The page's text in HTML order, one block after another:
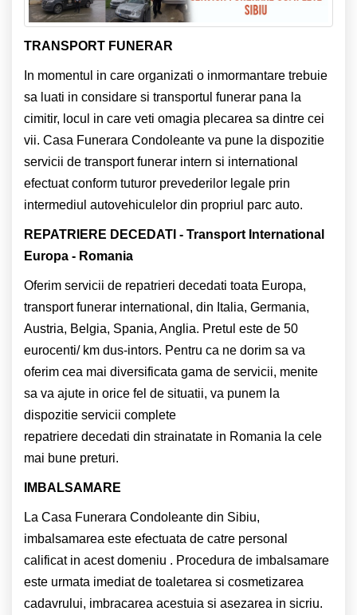
TRANSPORT FUNERAR
In momentul in care organizati o inmormantare trebuie
sa luati in considare si transportul funerar pana la
cimitir, locul in care veti omagia plecarea sa dintre cei
vii. Casa Funerara Condoleante va pune la dispozitie
servicii de transport funerar intern si international
efectuat conform tuturor prevederilor legale prin
intermediul autovehiculelor din propriul parc auto.
REPATRIERE DECEDATI - Transport International
Europa - Romania
Oferim servicii de repatrieri decedati toata Europa,
transport funerar international, din Italia, Germania,
Austria, Belgia, Spania, Anglia. Pretul este de 50
eurocenti/ km dus-intors. Pentru ca ne dorim sa va
oferim cea mai diversificata gama de servicii, menite
sa va ajute in orice fel de situatii, va punem la
dispozitie servicii complete
repatriere decedati din strainatate in Romania la cele
mai bune preturi.
IMBALSAMARE
La Casa Funerara Condoleante din Sibiu,
imbalsamarea este efectuata de catre personal
calificat in acest domeniu . Procedura de imbalsamare
este urmata imediat de toaletarea si cosmetizarea
cadavrului, imbracarea acestuia si asezarea in sicriu.